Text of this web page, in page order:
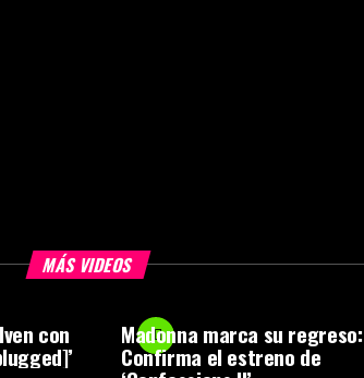
MÁS VIDEOS
con Madonna marca su regreso:
Confirma el estreno de